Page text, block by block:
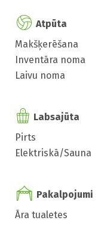
Atpūta
Makšķerēšana
Inventāra noma
Laivu noma
Labsajūta
Pirts
Elektriskā/Sauna
Pakalpojumi
Āra tualetes